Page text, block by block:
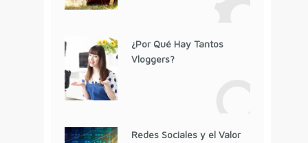
¿Por Qué Hay Tantos
Vloggers?
Redes Sociales y el Valor